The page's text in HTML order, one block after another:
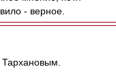
- верное.